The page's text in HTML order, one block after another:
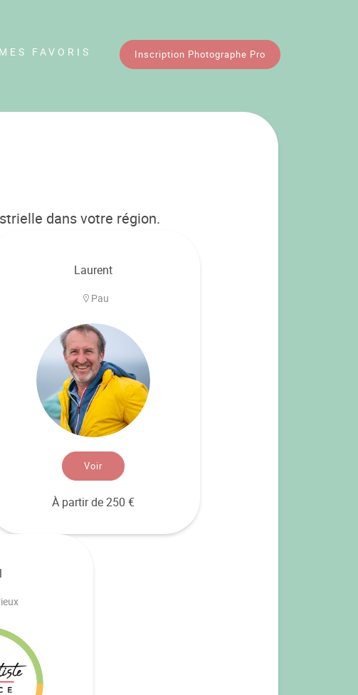
MES FAVORIS Inscription Photographe Pro
dans votre région.
Laurent
Pau
Voir
À partir de 250 €